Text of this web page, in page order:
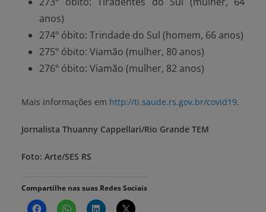
anos)
274º óbito: Trindade do Sul (homem, 66 anos)
275º óbito: Viamão (mulher, 80 anos)
276º óbito: Viamão (mulher, 82 anos)
Mais informações em http://ti.saude.rs.gov.br/covid19.
Jornalista Thuanny Cappellari/Rio Grande TEM
Foto: Arte/SES RS
Compartilhe nas suas Redes Sociais